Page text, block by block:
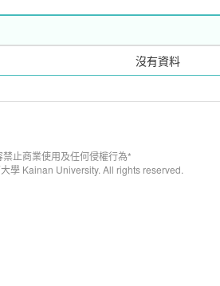
沒有資料
止商業使用及任何侵權行為*
學 Kainan University. All rights reserved.